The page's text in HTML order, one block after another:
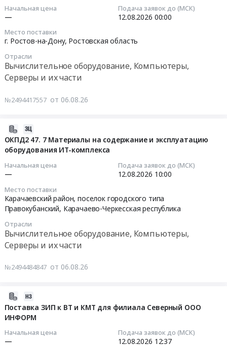
Начальная цена
—
Подача заявок до (МСК)
12.08.2026 00:00
Место поставки
г. Ростов-на-Дону, Ростовская область
Отрасли
Вычислительное оборудование, Компьютеры,
Серверы и их части
№2494417557 от 06.08.26
600";
ОКПД2 47. 7 Материалы на содержание и эксплуатацию
оборудования ИТ-комплекса
Начальная цена
—
Подача заявок до (МСК)
12.08.2026 10:00
Место поставки
Карачаевский район, поселок городского типа
Правокубанский, Карачаево-Черкесская республика
Отрасли
Вычислительное оборудование, Компьютеры,
Серверы и их части
№2494484847 от 06.08.26
Поставка ЗИП к ВТ и КМТ для филиала Северный ООО
ИНФОРМ
Начальная цена
—
Подача заявок до (МСК)
12.08.2026 12:37